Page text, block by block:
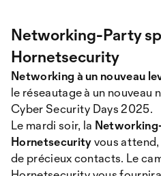
Networking-Party
Hornetsecurity
Networking à un nouveau
le réseautage à un nouveau
Cyber Security Days 2025.
Le mardi soir, la
Hornetsecurityvous
de précieux contacts. Le